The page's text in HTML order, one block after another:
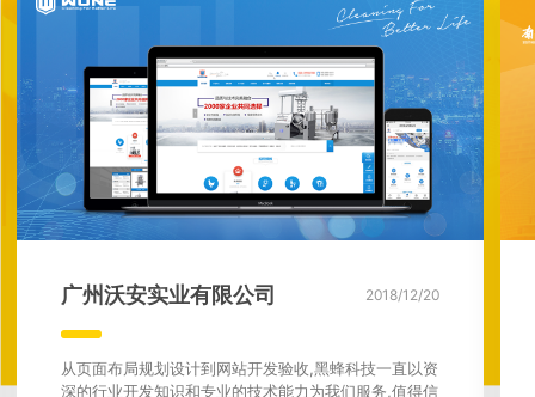
广州沃安实业有限公司 2018/12/20
从页面布局规划设计到网站开发验收,黑蜂科技一直以资
深的行业开发知识和专业的技术能力为我们服务,值得信